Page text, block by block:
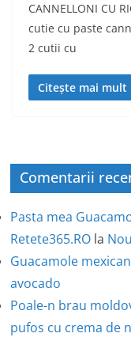
CANNELLONI CU
cutie cu paste
2 cutii cu
Citește mai mult
Comentarii
Pasta mea
Retete365.RO la
Guacamole
avocado
Poale-n brau
pufos cu crema de